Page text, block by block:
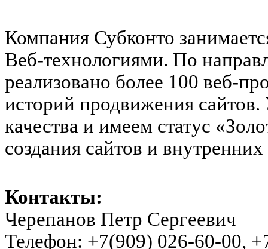
Компания Субконто
Веб-технологиями. По
реализовано более 100 веб-
историй продвижения
качества и имеем статус
создания сайтов и
Контакты:
Черепанов Петр Сергеевич
Телефон: +7(909) 026-60-00,